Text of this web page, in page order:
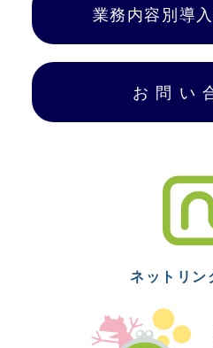
業務内容別導
お 問 い
ネットリン